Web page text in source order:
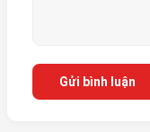
Gửi bình luận